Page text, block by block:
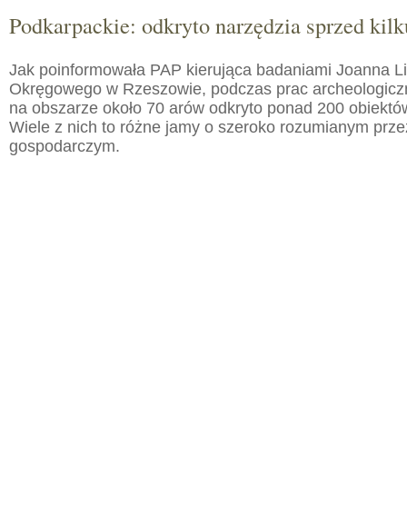
Podkarpackie: odkryto narzędzia sprzed
Jak poinformowała PAP kierująca badaniami Joanna
Okręgowego w Rzeszowie, podczas prac
na obszarze około 70 arów odkryto ponad 200
Wiele z nich to różne jamy o szeroko rozumianym
gospodarczym.